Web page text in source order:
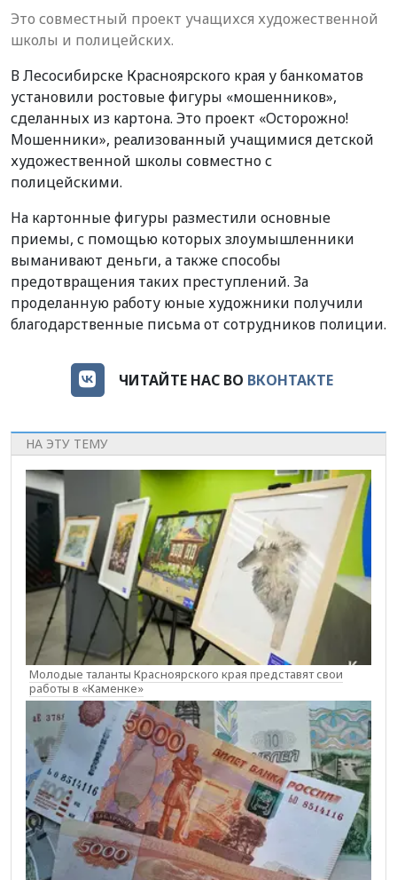
Это совместный проект учащихся художественной
школы и полицейских.
В Лесосибирске Красноярского края у банкоматов
установили ростовые фигуры «мошенников»,
сделанных из картона. Это проект «Осторожно!
Мошенники», реализованный учащимися детской
художественной школы совместно с
полицейскими.
На картонные фигуры разместили основные
приемы, с помощью которых злоумышленники
выманивают деньги, а также способы
предотвращения таких преступлений. За
проделанную работу юные художники получили
благодарственные письма от сотрудников полиции.
ЧИТАЙТЕ НАС ВО ВКОНТАКТЕ
НА ЭТУ ТЕМУ
Молодые таланты Красноярского края представят свои
работы в «Каменке»